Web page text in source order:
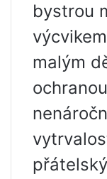
bystrou
malým